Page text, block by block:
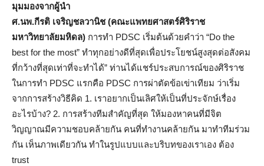
มุมมองจากผู้นำ
ศ.นพ.กีรติ เจริญชลวานิช (คณะแพทยศาสตร์ศิริราช
มหาวิทยาลัยมหิดล) การทำ PDSC เริ่มต้นด้วยคำว่า “Do the
best for the most” ทำทุกอย่างดีที่สุดเพื่อประโยชน์สูงสุดต่อสังคม
ที่กว้างที่สุดเท่าที่จะทำได้” ท่านได้แชร์ประสบการณ์ของศิริราช
ในการทำ PDSC แรกคือ PDSC การผ่าตัดข้อเข่าเทียม ว่าเริ่ม
จากการสร้างวิธีคิด 1. เราอยากเป็นเลิศให้เป็นที่ประจักษ์เรื่อง
อะไรบ้าง? 2. การสร้างทีมสำคัญที่สุด ให้มองหาคนที่มีจิต
วิญญาณมีความชอบคล้ายกัน คนที่ทำงานคล้ายกัน มาทำทีมร่วม
กัน เห็นภาพเดียวกัน ทำในรูปแบบและบริบทของเราเอง ต้อง
trust